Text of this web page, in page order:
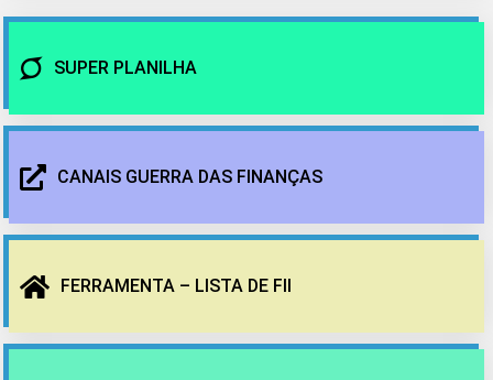
SUPER PLANILHA
CANAIS GUERRA DAS FINANÇAS
FERRAMENTA – LISTA DE FII